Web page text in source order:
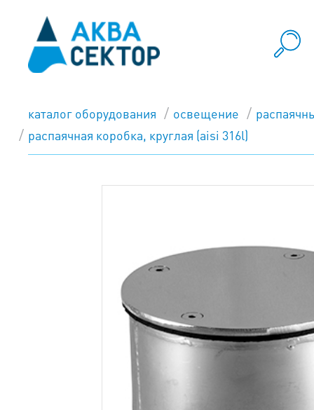
каталог оборудования освещение
распаячная коробка, круглая (aisi 316l)